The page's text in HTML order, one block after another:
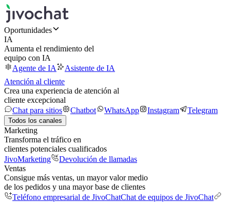
Oportunidades
IA
Aumenta el rendimiento del
equipo con IA
Agente de IA
Asistente de IA
Atención al cliente
Crea una experiencia de atención al
cliente excepcional
Chat para sitios
Chatbot WhatsApp Instagram Telegram
Todos los canales
Marketing
Transforma el tráfico en
clientes potenciales cualificados
JivoMarketing
Devolución de llamadas
Ventas
Consigue más ventas, un mayor valor medio
de los pedidos y una mayor base de clientes
Teléfono empresarial de JivoChatChat de equipos de JivoChat